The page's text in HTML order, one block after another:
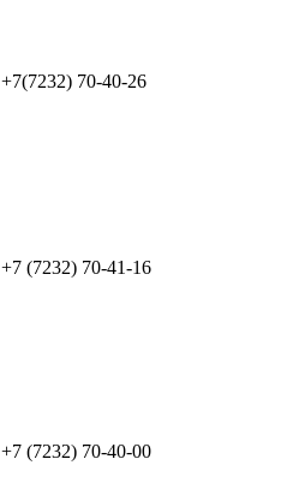
+7(7232) 70-40-26
+7 (7232) 70-41-16
+7 (7232) 70-40-00